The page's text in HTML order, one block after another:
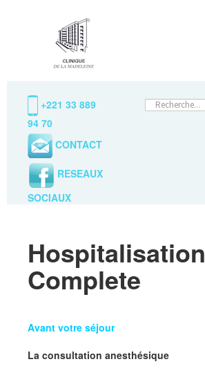
+221 33 889
94 70
CONTACT
RESEAUX
SOCIAUX
Rechercher
Hospitalisation
Complete
Avant votre séjour
La consultation anesthésique